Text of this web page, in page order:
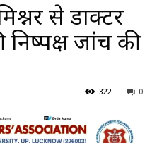
से डाक्टर
जांच की
0
322